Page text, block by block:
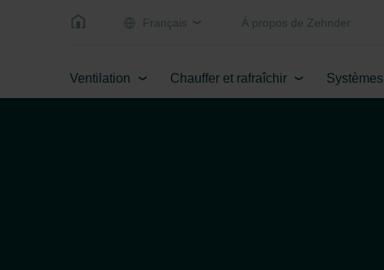
Français Á propos de Zehnder
Ventilation Chauffer et rafraîchir Systèmes